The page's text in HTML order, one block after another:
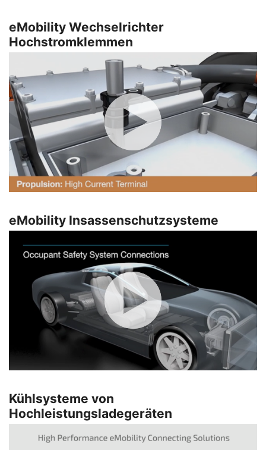
eMobility Wechselrichter
Hochstromklemmen
eMobility Insassenschutzsysteme
Kühlsysteme von
Hochleistungsladegeräten